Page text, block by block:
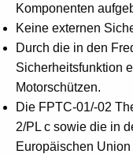
Suggestions
Products
Komponenten
Keine externen
Durch die in den
Sicherheitsfunktion
Motorschützen.
Die FPTC-01/-02
2/PL c sowie die in
Europäischen